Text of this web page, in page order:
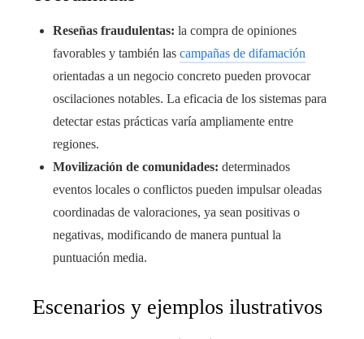
Reseñas fraudulentas: la compra de opiniones
favorables y también las campañas de difamación
orientadas a un negocio concreto pueden provocar
oscilaciones notables. La eficacia de los sistemas para
detectar estas prácticas varía ampliamente entre
regiones.
Movilización de comunidades: determinados
eventos locales o conflictos pueden impulsar oleadas
coordinadas de valoraciones, ya sean positivas o
negativas, modificando de manera puntual la
puntuación media.
Escenarios y ejemplos ilustrativos